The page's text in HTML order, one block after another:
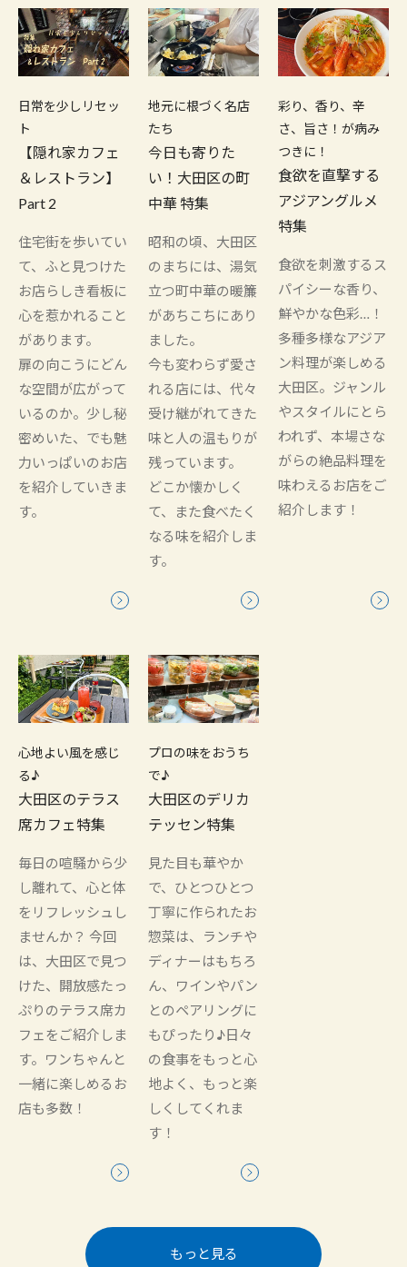
日常を少しリセッ
ト
【隠れ家カフェ
＆レストラン】
Part 2
住宅街を歩いてい
て、ふと見つけた
お店らしき看板に
心を惹かれること
があります。
扉の向こうにどん
な空間が広がって
いるのか。少し秘
密めいた、でも魅
力いっぱいのお店
を紹介していきま
す。
地元に根づく名店
たち
今日も寄りた
い！大田区の町
中華 特集
昭和の頃、大田区
のまちには、湯気
立つ町中華の暖簾
があちこちにあり
ました。
今も変わらず愛さ
れる店には、代々
受け継がれてきた
味と人の温もりが
残っています。
どこか懐かしく
て、また食べたく
なる味を紹介しま
す。
彩り、香り、辛
さ、旨さ！が病み
つきに！
食欲を直撃する
アジアングルメ
特集
食欲を刺激するス
パイシーな香り、
鮮やかな色彩…！
多種多様なアジア
ン料理が楽しめる
大田区。ジャンル
やスタイルにとら
われず、本場さな
がらの絶品料理を
味わえるお店をご
紹介します！
心地よい風を感じ
る♪
大田区のテラス
席カフェ特集
毎日の喧騒から少
し離れて、心と体
をリフレッシュし
ませんか？ 今回
は、大田区で見つ
けた、開放感たっ
ぷりのテラス席カ
フェをご紹介しま
す。ワンちゃんと
一緒に楽しめるお
店も多数！
プロの味をおうち
で♪
大田区のデリカ
テッセン特集
見た目も華やか
で、ひとつひとつ
丁寧に作られたお
惣菜は、ランチや
ディナーはもちろ
ん、ワインやパン
とのペアリングに
もぴったり♪日々
の食事をもっと心
地よく、もっと楽
しくしてくれま
す！
もっと見る